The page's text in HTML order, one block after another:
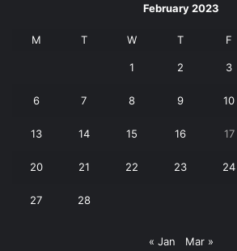
February 2023
M T W T F
1 2 3
6 7 8 9 10
13 14 15 16 17
20 21 22 23 24
27 28
« Jan Mar »